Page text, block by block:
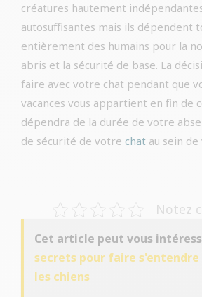
créatures hautement
autosuffisantes mais ils dépendent
entièrement des humains pour la
abris et la sécurité de base. La
faire avec votre chat pendant que
vacances vous appartient en fin de
dépendra de la durée de votre
de sécurité de votre chat au sein
Notez
Cet article peut vous
secrets pour faire
les chiens